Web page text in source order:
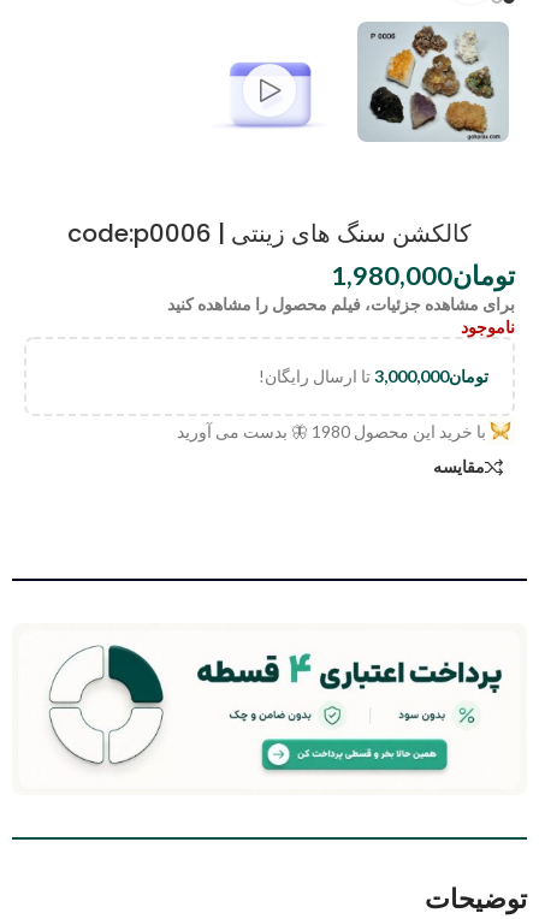
کالکشن سنگ های زینتی | code:p0006
تومان1,980,000
برای مشاهده جزئیات، فیلم محصول را مشاهده کنید
ناموجود
تومان3,000,000تا ارسال رایگان!
با خرید این محصول 1980 🦋 بدست می آورید
مقایسه
توضیحات